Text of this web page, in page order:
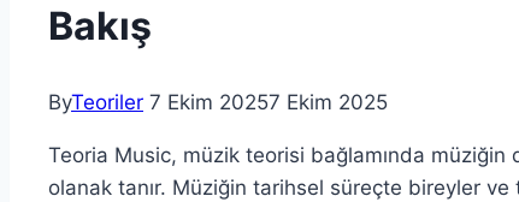
Bakış
ByTeoriler 7 Ekim 20257 Ekim 2025
Teoria Music, müzik teorisi bağlamında
olanak tanır. Müziğin tarihsel süreçte bireyler